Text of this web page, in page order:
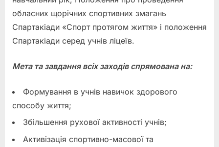
обласних щорічних спортивних змагань
Спартакіади «Спорт протягом життя» і положення
Спартакіади серед учнів ліцеїв.
Мета та завдання всіх заходів спрямована на:
Формування в учнів навичок здорового
способу життя;
Збільшення рухової активності учнів;
Активізація спортивно-масової та